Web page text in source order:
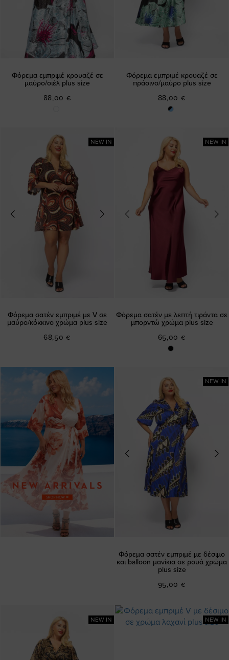
Φόρεμα εμπριμέ κρουαζέ σε
μαύρο/σιέλ plus size
88,00 €
Φόρεμα εμπριμέ κρουαζέ σε
πράσινο/μαύρο plus size
88,00 €
NEW IN
Φόρεμα σατέν εμπριμέ με V σε
μαύρο/κόκκινο χρώμα plus size
68,50 €
NEW IN
Φόρεμα σατέν με λεπτή τιράντα σε
μπορντώ χρώμα plus size
65,00 €
NEW IN
Φόρεμα σατέν εμπριμέ με δέσιμο
και balloon μανίκια σε ρουά χρώμα
plus size
95,00 €
NEW IN NEW IN